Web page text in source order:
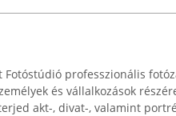
professzionális
és vállalkozások
akt-, divat-, valamint